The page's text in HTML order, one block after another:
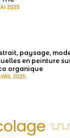
2025
paysage,
en peinture
organique
2025